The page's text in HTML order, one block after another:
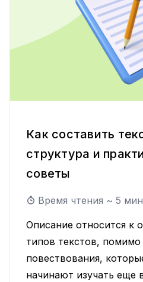
Как составить
структура и
советы
Время чтения ~5 мин
Описание относится к
типов текстов,
повествования,
начинают изучать еще